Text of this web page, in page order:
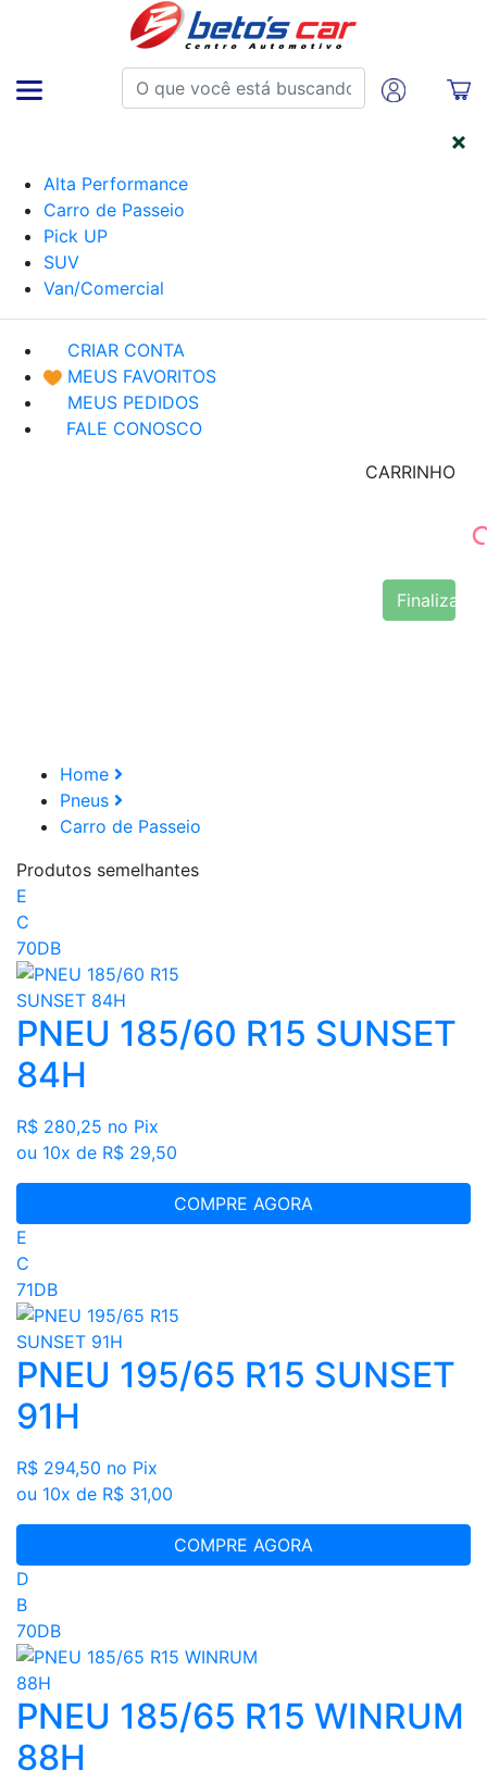
Alta Performance
Carro de Passeio
Pick UP
SUV
Van/Comercial
CRIAR CONTA
MEUS FAVORITOS
MEUS PEDIDOS
FALE CONOSCO
CARRINHO
Finalizar
Home
Pneus
Carro de Passeio
Produtos semelhantes
E
C
70DB
PNEU 185/60 R15 SUNSET
84H
R$ 280,25 no Pix
ou 10x de R$ 29,50
COMPRE AGORA
E
C
71DB
PNEU 195/65 R15 SUNSET
91H
R$ 294,50 no Pix
ou 10x de R$ 31,00
COMPRE AGORA
D
B
70DB
PNEU 185/65 R15 WINRUM
88H